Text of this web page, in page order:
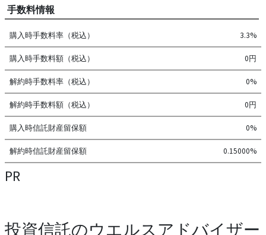
手数料情報
購入時手数料率（税込） 3.3%
購入時手数料額（税込） 0円
解約時手数料率（税込） 0%
解約時手数料額（税込） 0円
購入時信託財産留保額 0%
解約時信託財産留保額 0.15000%
PR
投資信託のウエルスアドバイザー